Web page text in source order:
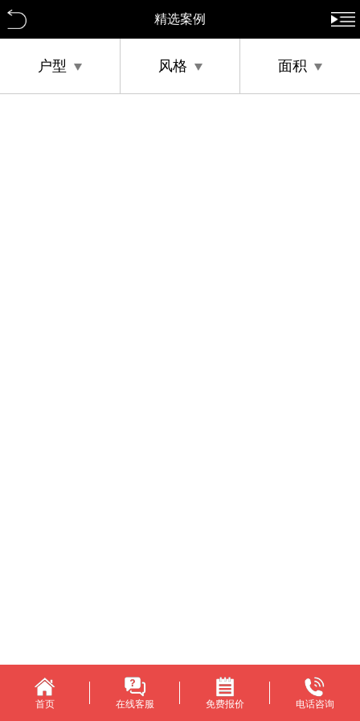
精选案例
户型 风格 面积
首页 在线客服 免费报价 电话咨询